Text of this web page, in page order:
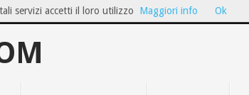
M... FAMILY RESORT COLLECTION... TEATRO
servizi accetti il loro utilizzo Maggiori info Ok